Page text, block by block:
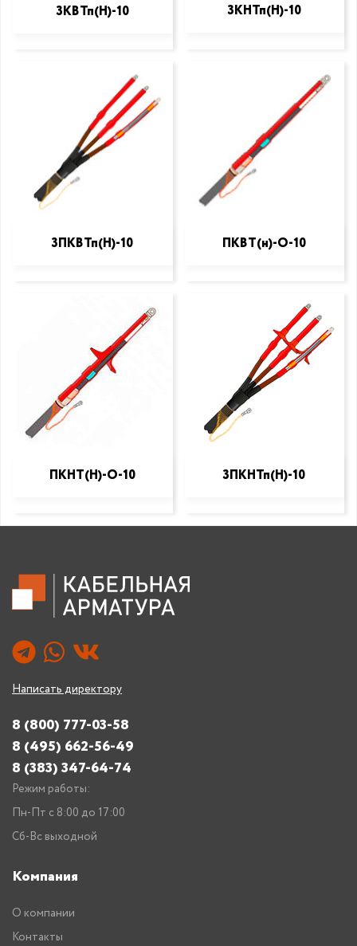
3КВТп(Н)-10 3КНТп(Н)-10
3ПКВТп(Н)-10 ПКВТ(н)-О-10
ПКНТ(Н)-О-10 3ПКНТп(Н)-10
Написать директору
8 (800) 777-03-58
8 (495) 662-56-49
8 (383) 347-64-74
Режим работы:
Пн-Пт с 8:00 до 17:00
Сб-Вс выходной
Компания
О компании
Контакты